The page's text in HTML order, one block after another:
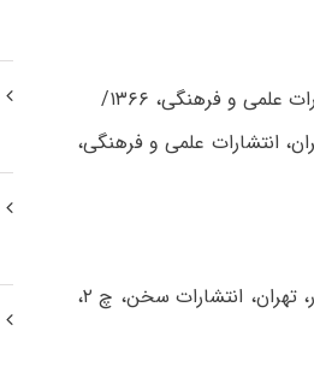
انتشارات علمی و فرهنگی،
۱) احمد تفضلی، تاریخ ادبیات ایران پیش از اسلام، به کوشش ژاله آموزگار، تهران، انتشارات سخن، چ ۲،